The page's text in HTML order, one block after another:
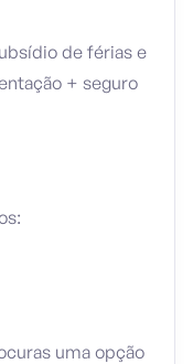
de férias e
+ seguro
uma opção